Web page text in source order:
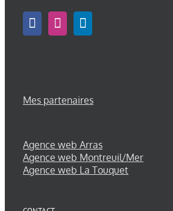
Mes partenaires
Agence web Arras
Agence web Montreuil/Mer
Agence web La Touquet